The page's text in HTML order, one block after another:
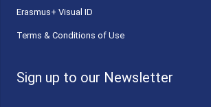
Erasmus+ Visual ID
Terms & Conditions of Use
Sign up to our Newsletter